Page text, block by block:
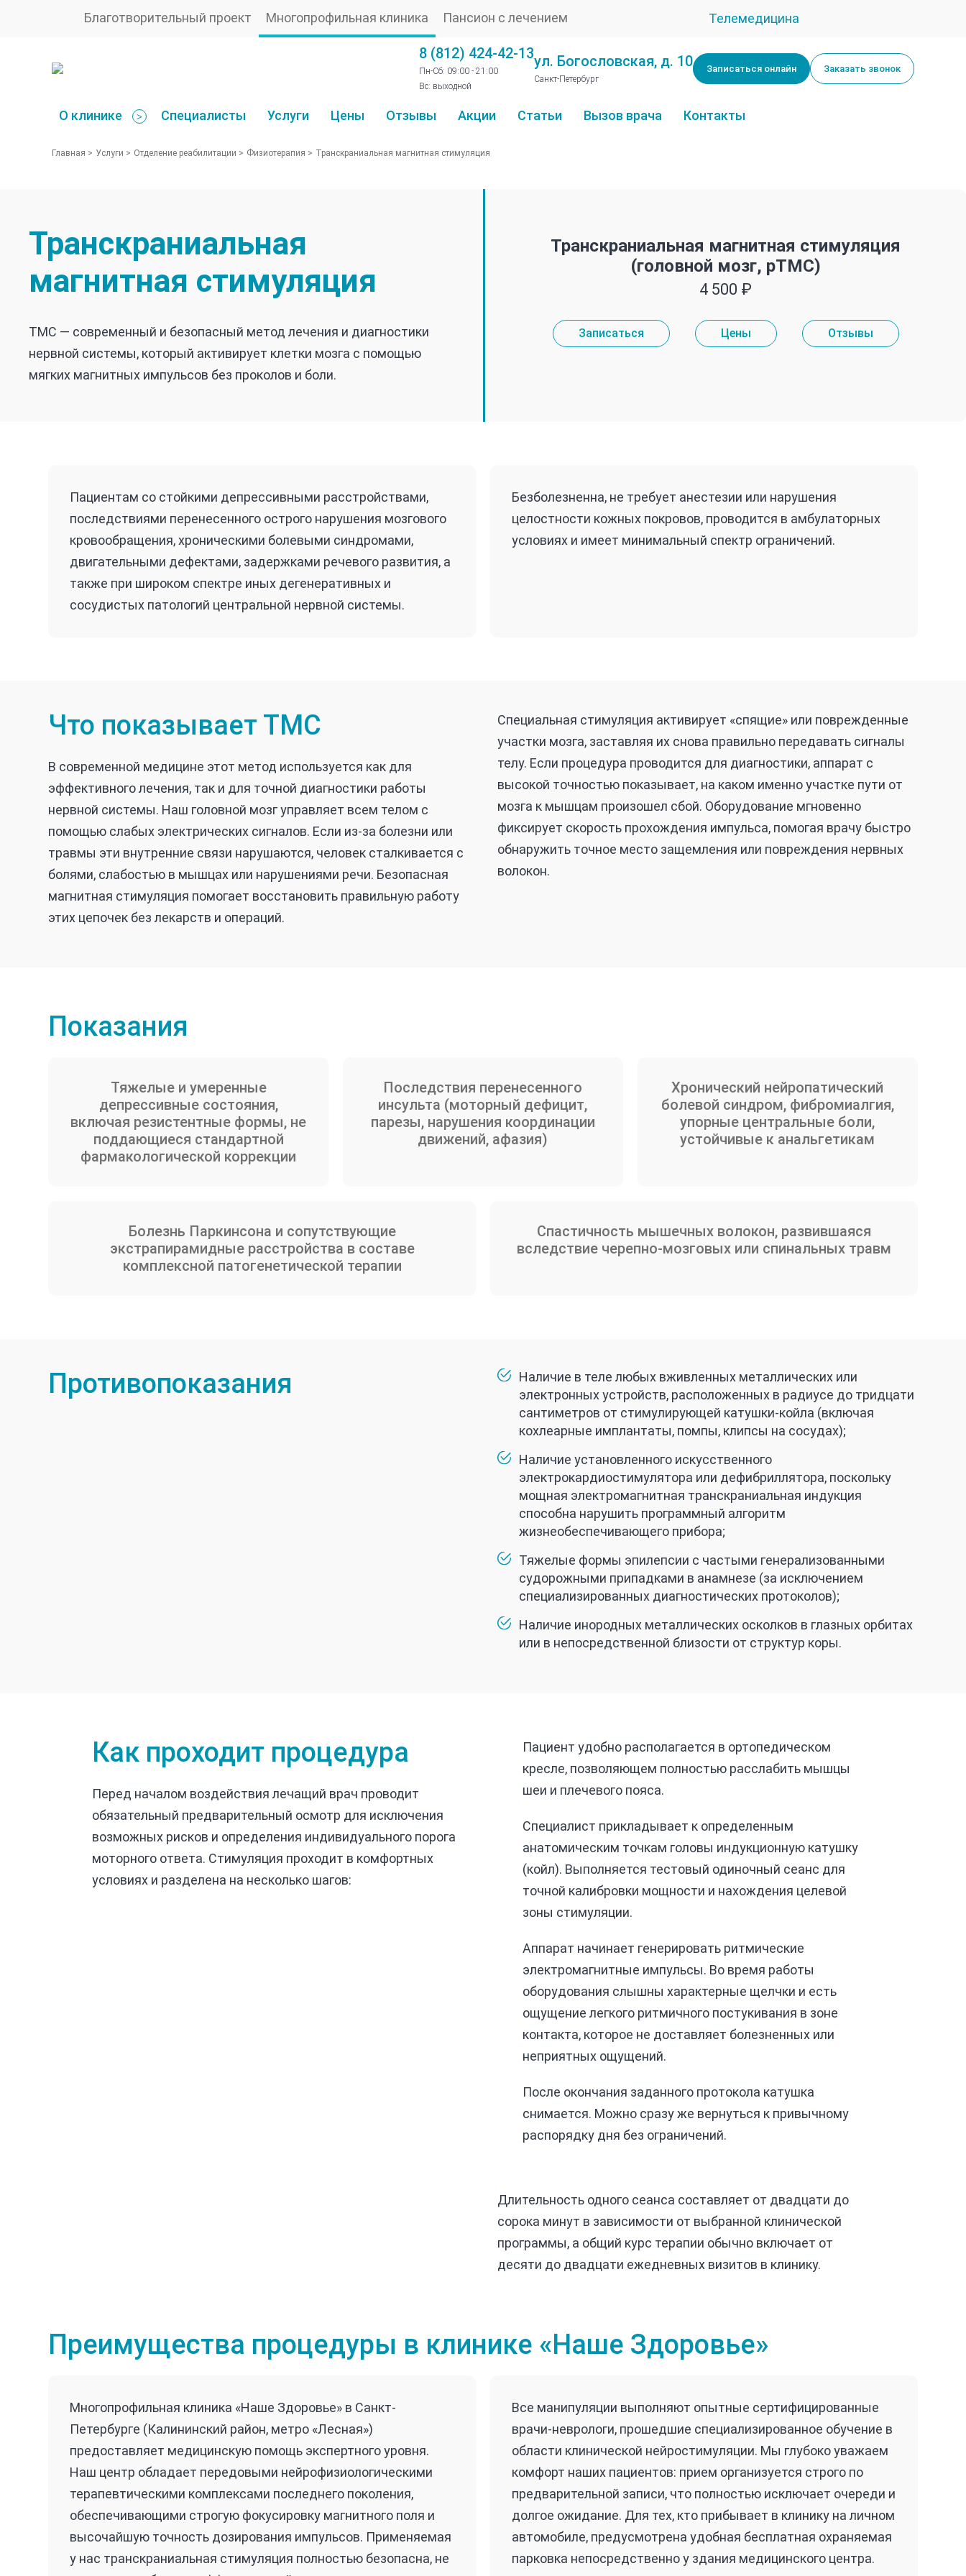
Телемедицина
Благотворительный проект Многопрофильная клиника Пансион с лечением
8 (812) 424-42-13
Пн-Сб: 09:00 - 21:00
Вс: выходной
ул. Богословская, д. 10
Санкт-Петербург
Записаться онлайн Заказать звонок
О клинике > Специалисты Услуги Цены Отзывы Акции Статьи Вызов врача Контакты
Главная > Услуги > Отделение реабилитации > Физиотерапия > Транскраниальная магнитная стимуляция
Транскраниальная
магнитная стимуляция
ТМС — современный и безопасный метод лечения и диагностики
нервной системы, который активирует клетки мозга с помощью
мягких магнитных импульсов без проколов и боли.
Транскраниальная магнитная стимуляция
(головной мозг, рТМС)
4 500 ₽
Записаться Цены Отзывы
Пациентам со стойкими депрессивными расстройствами,
последствиями перенесенного острого нарушения мозгового
кровообращения, хроническими болевыми синдромами,
двигательными дефектами, задержками речевого развития, а
также при широком спектре иных дегенеративных и
сосудистых патологий центральной нервной системы.
Безболезненна, не требует анестезии или нарушения
целостности кожных покровов, проводится в амбулаторных
условиях и имеет минимальный спектр ограничений.
Что показывает ТМС
В современной медицине этот метод используется как для
эффективного лечения, так и для точной диагностики работы
нервной системы. Наш головной мозг управляет всем телом с
помощью слабых электрических сигналов. Если из-за болезни или
травмы эти внутренние связи нарушаются, человек сталкивается с
болями, слабостью в мышцах или нарушениями речи. Безопасная
магнитная стимуляция помогает восстановить правильную работу
этих цепочек без лекарств и операций.
Специальная стимуляция активирует «спящие» или поврежденные
участки мозга, заставляя их снова правильно передавать сигналы
телу. Если процедура проводится для диагностики, аппарат с
высокой точностью показывает, на каком именно участке пути от
мозга к мышцам произошел сбой. Оборудование мгновенно
фиксирует скорость прохождения импульса, помогая врачу быстро
обнаружить точное место защемления или повреждения нервных
волокон.
Показания
Тяжелые и умеренные
депрессивные состояния,
включая резистентные формы, не
поддающиеся стандартной
фармакологической коррекции
Последствия перенесенного
инсульта (моторный дефицит,
парезы, нарушения координации
движений, афазия)
Хронический нейропатический
болевой синдром, фибромиалгия,
упорные центральные боли,
устойчивые к анальгетикам
Болезнь Паркинсона и сопутствующие
экстрапирамидные расстройства в составе
комплексной патогенетической терапии
Спастичность мышечных волокон, развившаяся
вследствие черепно-мозговых или спинальных травм
Противопоказания
Наличие в теле любых вживленных металлических или
электронных устройств, расположенных в радиусе до тридцати
сантиметров от стимулирующей катушки-койла (включая
кохлеарные имплантаты, помпы, клипсы на сосудах);
Наличие установленного искусственного
электрокардиостимулятора или дефибриллятора, поскольку
мощная электромагнитная транскраниальная индукция
способна нарушить программный алгоритм
жизнеобеспечивающего прибора;
Тяжелые формы эпилепсии с частыми генерализованными
судорожными припадками в анамнезе (за исключением
специализированных диагностических протоколов);
Наличие инородных металлических осколков в глазных орбитах
или в непосредственной близости от структур коры.
Как проходит процедура
Перед началом воздействия лечащий врач проводит
обязательный предварительный осмотр для исключения
возможных рисков и определения индивидуального порога
моторного ответа. Стимуляция проходит в комфортных
условиях и разделена на несколько шагов:
Пациент удобно располагается в ортопедическом
кресле, позволяющем полностью расслабить мышцы
шеи и плечевого пояса.
Специалист прикладывает к определенным
анатомическим точкам головы индукционную катушку
(койл). Выполняется тестовый одиночный сеанс для
точной калибровки мощности и нахождения целевой
зоны стимуляции.
Аппарат начинает генерировать ритмические
электромагнитные импульсы. Во время работы
оборудования слышны характерные щелчки и есть
ощущение легкого ритмичного постукивания в зоне
контакта, которое не доставляет болезненных или
неприятных ощущений.
После окончания заданного протокола катушка
снимается. Можно сразу же вернуться к привычному
распорядку дня без ограничений.
Длительность одного сеанса составляет от двадцати до
сорока минут в зависимости от выбранной клинической
программы, а общий курс терапии обычно включает от
десяти до двадцати ежедневных визитов в клинику.
Преимущества процедуры в клинике «Наше Здоровье»
Многопрофильная клиника «Наше Здоровье» в Санкт-
Петербурге (Калининский район, метро «Лесная»)
предоставляет медицинскую помощь экспертного уровня.
Наш центр обладает передовыми нейрофизиологическими
терапевтическими комплексами последнего поколения,
обеспечивающими строгую фокусировку магнитного поля и
высочайшую точность дозирования импульсов. Применяемая
у нас транскраниальная стимуляция полностью безопасна, не
Все манипуляции выполняют опытные сертифицированные
врачи-неврологи, прошедшие специализированное обучение в
области клинической нейростимуляции. Мы глубоко уважаем
комфорт наших пациентов: прием организуется строго по
предварительной записи, что полностью исключает очереди и
долгое ожидание. Для тех, кто прибывает в клинику на личном
автомобиле, предусмотрена удобная бесплатная охраняемая
парковка непосредственно у здания медицинского центра.